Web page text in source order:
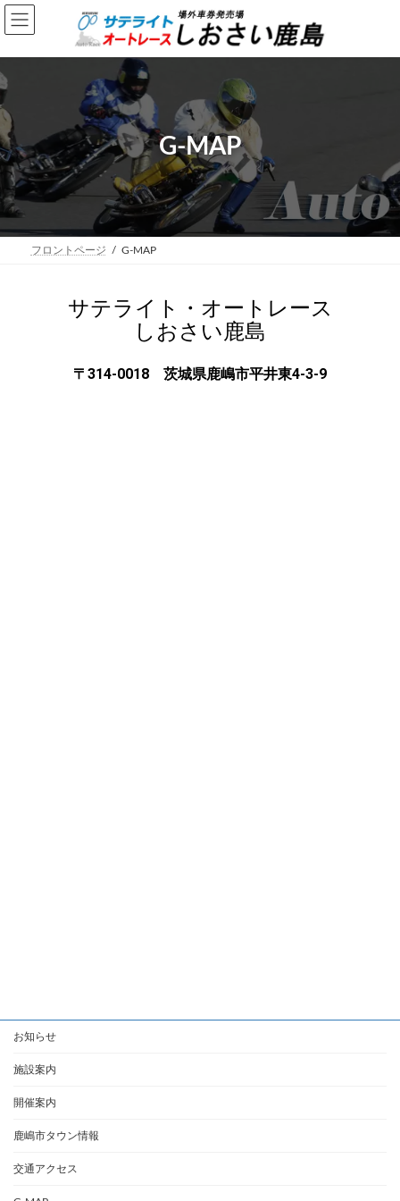
G-MAP
フロントページ G-MAP
サテライト・オートレース
しおさい鹿島
〒314-0018 茨城県鹿嶋市平井東4-3-9
お知らせ
施設案内
開催案内
鹿嶋市タウン情報
交通アクセス